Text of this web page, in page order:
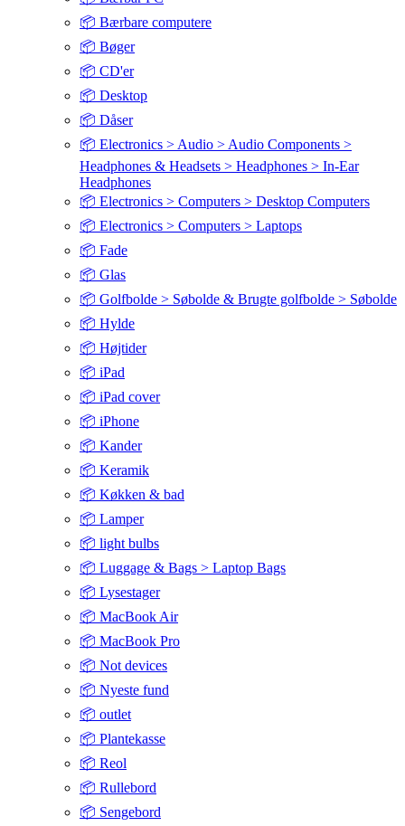
📦 Bærbare computere
📦 Bøger
📦 CD'er
📦 Desktop
📦 Dåser
📦 Electronics > Audio > Audio Components >
Headphones & Headsets > Headphones > In-Ear
Headphones
📦 Electronics > Computers > Desktop Computers
📦 Electronics > Computers > Laptops
📦 Fade
📦 Glas
📦 Golfbolde > Søbolde & Brugte golfbolde > Søbolde
📦 Hylde
📦 Højtider
📦 iPad
📦 iPad cover
📦 iPhone
📦 Kander
📦 Keramik
📦 Køkken & bad
📦 Lamper
📦 light bulbs
📦 Luggage & Bags > Laptop Bags
📦 Lysestager
📦 MacBook Air
📦 MacBook Pro
📦 Not devices
📦 Nyeste fund
📦 outlet
📦 Plantekasse
📦 Reol
📦 Rullebord
📦 Sengebord